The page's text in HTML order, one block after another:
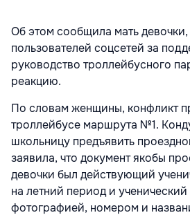
Об этом сообщила мать
пользователей соцсетей за
руководство троллейбусного
реакцию.
По словам женщины, конфликт
троллейбусе маршрута №1.
школьницу предъявить
заявила, что документ якобы
девочки был действующий
на летний период и ученический
фотографией, номером и